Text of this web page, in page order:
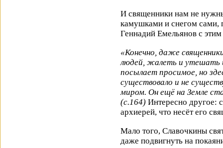
И священники нам не
камушками и снегом сами,
Геннадий Емельянов с
«Конечно, даже
людей, жалеть и утешать
посылает просимое, но
существовало и не
миром. Он ещё на Земле
(с.164) Интересно другое:
архиерей, что несёт его
Мало того, Славочкины
даже подвигнуть на